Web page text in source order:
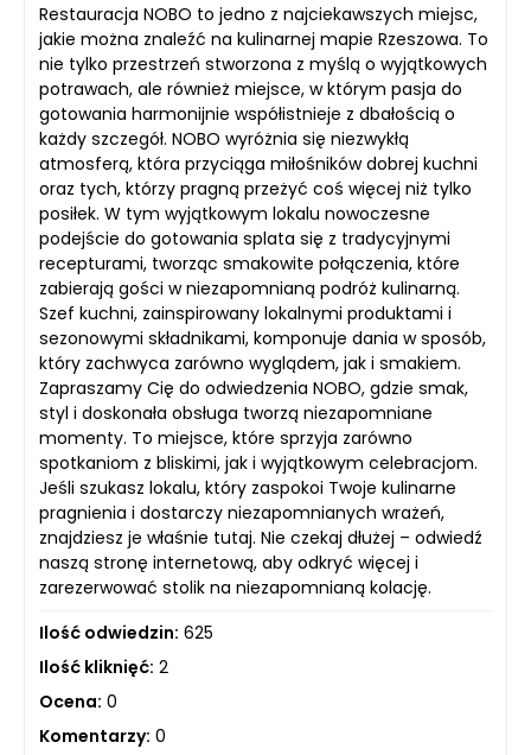
Restauracja NOBO to jedno z najciekawszych miejsc,
jakie można znaleźć na kulinarnej mapie Rzeszowa. To
nie tylko przestrzeń stworzona z myślą o wyjątkowych
potrawach, ale również miejsce, w którym pasja do
gotowania harmonijnie współistnieje z dbałością o
każdy szczegół. NOBO wyróżnia się niezwykłą
atmosferą, która przyciąga miłośników dobrej kuchni
oraz tych, którzy pragną przeżyć coś więcej niż tylko
posiłek. W tym wyjątkowym lokalu nowoczesne
podejście do gotowania splata się z tradycyjnymi
recepturami, tworząc smakowite połączenia, które
zabierają gości w niezapomnianą podróż kulinarną.
Szef kuchni, zainspirowany lokalnymi produktami i
sezonowymi składnikami, komponuje dania w sposób,
który zachwyca zarówno wyglądem, jak i smakiem.
Zapraszamy Cię do odwiedzenia NOBO, gdzie smak,
styl i doskonała obsługa tworzą niezapomniane
momenty. To miejsce, które sprzyja zarówno
spotkaniom z bliskimi, jak i wyjątkowym celebracjom.
Jeśli szukasz lokalu, który zaspokoi Twoje kulinarne
pragnienia i dostarczy niezapomnianych wrażeń,
znajdziesz je właśnie tutaj. Nie czekaj dłużej – odwiedź
naszą stronę internetową, aby odkryć więcej i
zarezerwować stolik na niezapomnianą kolację.
Ilość odwiedzin: 625
Ilość kliknięć: 2
Ocena: 0
Komentarzy: 0